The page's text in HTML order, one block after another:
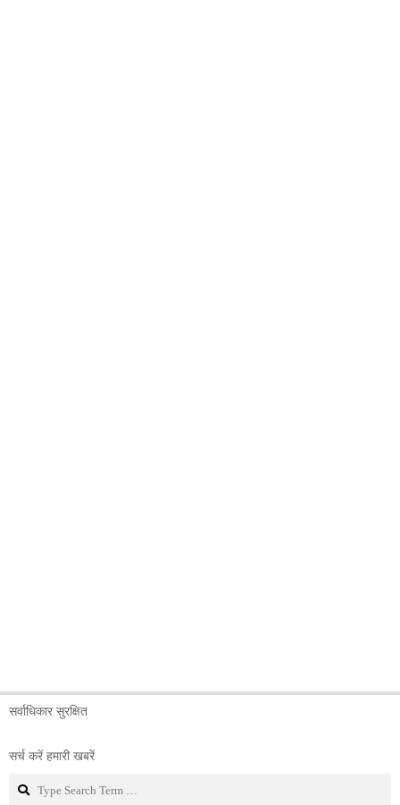
सर्वाधिकार सुरक्षित
सर्च करें हमारी खबरें